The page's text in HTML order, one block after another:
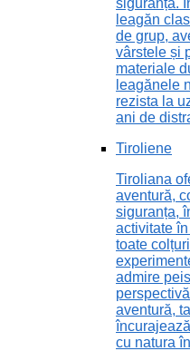
siguranță.
leagăn
de grup,
vârstele și
materiale
leagănele
rezista la
ani de
Tiroliene
Tiroliana
aventură,
siguranța,
activitate
toate
admire
aventură,
cu natura